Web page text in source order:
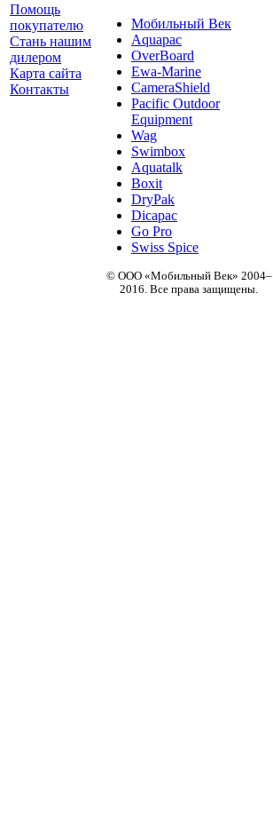
Помощь
покупателю
Стань нашим
дилером
Карта сайта
Контакты
Мобильный Век
Aquapac
OverBoard
Ewa-Marine
CameraShield
Pacific Outdoor
Equipment
Wag
Swimbox
Aquatalk
Boxit
DryPak
Dicapac
Go Pro
Swiss Spice
© ООО «Мобильный Век» 2004–
2016. Все права защищены.